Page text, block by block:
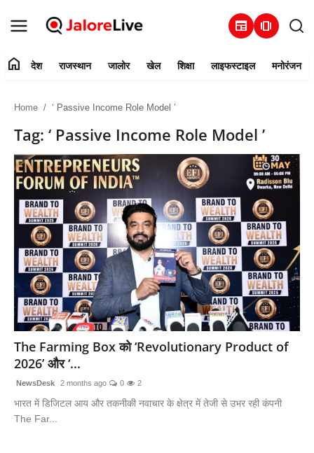
newspaper amp_stories
देश
राजस्थान
जालोर
खेल
शिक्षा
लाइफस्टाइल
मनोरंजन
तकनीक
home देश राजस्थान जालोर खेल शिक्षा लाइफस्टाइल मनोरंजन
Home ‘ Passive Income Role Model ’
Tag: ‘ Passive Income Role Model ’
The Farming Box को ‘Revolutionary Product of
2026’ और ‘...
NewsDesk 2 months ago 0 2
भारत में डिजिटल आय और तकनीकी नवाचार के क्षेत्र में तेजी से उभर रही कंपनी
The Far...